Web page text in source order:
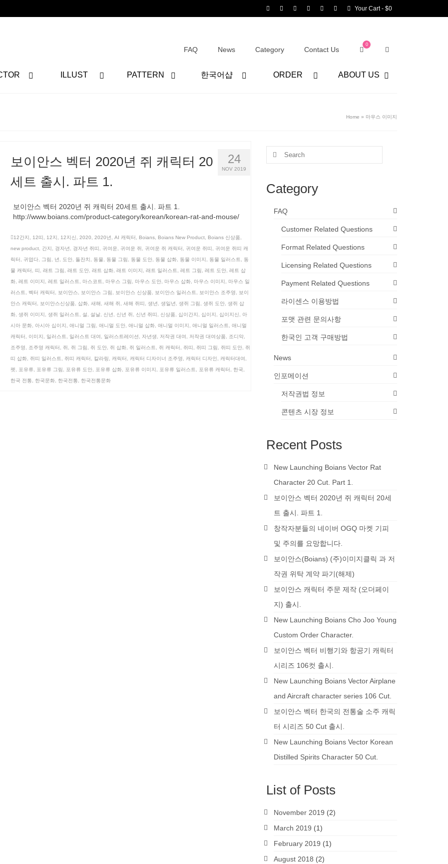
Your Cart- $0
FAQ News Category Contact Us
0
ILLUST PATTERN 한국어샵 ORDER ABOUT US
Home » 마우스 이미지
24
NOV 2019
보이안스 벡터 2020년 쥐 캐릭터 20
세트 출시. 파트 1.
보이안스 벡터 2020년 쥐 캐릭터 20세트 출시. 파트 1.
http://www.boians.com/product-category/korean/korean-rat-and-mouse/
12간지 12띠 12지 12지신 2020 2020년 AI 캐릭터 Boians, Boians New Product, Boians 신상품
new product, 간지 경자년 경자년 쥐띠 귀여운 귀여운 쥐 귀여운 쥐 캐릭터 귀여운 쥐띠
귀여운 쥐띠 캐
릭터
귀엽다, 그림 년 도안, 돌잔치 동물 동물 그림 동물 도안, 동물 삽화, 동물 이미지 동물 일러스트
동
물 캐릭터
띠 래트 그림 래트 도안, 래트 삽화, 래트 이미지 래트 일러스트 레트 그림 레트 도안, 레트 삽
화, 레트 이미지 레트 일러스트 마스코트 마우스 그림 마우스 도안, 마우스 삽화, 마우스 이미지
마우스 일
러스트
벡터 캐릭터 보이안스 보이안스 그림 보이안스 신상품 보이안스 일러스트 보이안스 조주영
보이
안스 캐릭터
보이안스신상품 삽화, 새해 새해 쥐 새해 쥐띠 생년 생일년 생쥐 그림 생쥐 도안, 생쥐 삽
화, 생쥐 이미지 생쥐 일러스트 설 설날, 신년 신년 쥐 신년 쥐띠 신상품 십이간지 십이지 십이지신
아
시아 문화, 아시아 십이지 애니멀 그림 애니멀 도안, 애니멀 삽화, 애니멀 이미지 애니멀 일러스트
애니멀
캐릭터
이미지 일러스트 일러스트 대여 일러스트레이션 자년생 저작권 대여 저작권 대여상품 조디악,
조주영
조주영 캐릭터 쥐 쥐 그림 쥐 도안, 쥐 삽화, 쥐 일러스트 쥐 캐릭터 쥐띠 쥐띠 그림 쥐띠 도안,
쥐
띠 삽화, 쥐띠 일러스트 쥐띠 캐릭터 칼라링 캐릭터 캐릭터 디자이너 조주영 캐릭터 디자인 캐릭터대여
펫
포유류 포유류 그림 포유류 도안, 포유류 삽화, 포유류 이미지 포유류 일러스트 포유류 캐릭터 한국
한국 전통
한국문화, 한국전통 한국전통문화
Search
Category
FAQ
Customer Related Questions
Format Related Questions
Licensing Related Questions
Payment Related Questions
라이센스 이용방법
포맷 관련 문의사항
한국인 고객 구매방법
News
인포메이션
저작권법 정보
콘텐츠 시장 정보
Recent Posts
New Launching Boians Vector Rat
Character 20 Cut. Part 1.
보이안스 벡터 2020년 쥐 캐릭터 20세
트 출시. 파트 1.
창작자분들의 네이버 OGQ 마켓 기피
및 주의를 요망합니다.
보이안스(Boians) (주)이미지클릭 과 저
작권 위탁 계약 파기(해제)
보이안스 캐릭터 주문 제작 (오더페이
지) 출시.
New Launching Boians Cho Joo Young
Custom Order Character.
보이안스 벡터 비행기와 항공기 캐릭터
시리즈 106컷 출시.
New Launching Boians Vector Airplane
and Aircraft character series 106 Cut.
보이안스 벡터 한국의 전통술 소주 캐릭
터 시리즈 50 Cut 출시.
New Launching Boians Vector Korean
Distilled Spirits Character 50 Cut.
List of Posts
November 2019 (2)
March 2019 (1)
February 2019 (1)
August 2018 (2)